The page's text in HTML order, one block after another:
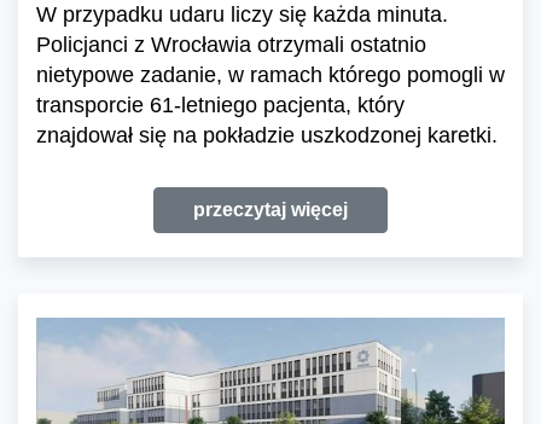
W przypadku udaru liczy się każda minuta.
Policjanci z Wrocławia otrzymali ostatnio
nietypowe zadanie, w ramach którego pomogli w
transporcie 61-letniego pacjenta, który
znajdował się na pokładzie uszkodzonej karetki.
przeczytaj więcej